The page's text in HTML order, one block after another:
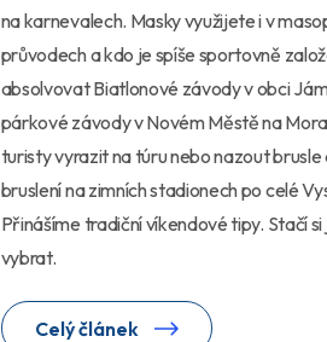
na karnevalech. Masky využijete i v
průvodech a kdo je spíše sportovně
absolvovat Biatlonové závody v obci
párkové závody v Novém Městě na
turisty vyrazit na túru nebo nazout brusle
bruslení na zimních stadionech po celé
Přinášíme tradiční víkendové tipy. Stačí si
vybrat.
Celý článek